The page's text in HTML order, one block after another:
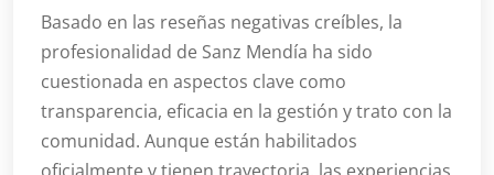
Basado en las reseñas negativas creíbles, la
profesionalidad de Sanz Mendía ha sido
cuestionada en aspectos clave como
transparencia, eficacia en la gestión y trato con la
comunidad. Aunque están habilitados